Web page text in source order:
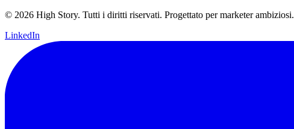
© 2026 High Story. Tutti i diritti riservati. Progettato per marketer ambiziosi.
LinkedIn